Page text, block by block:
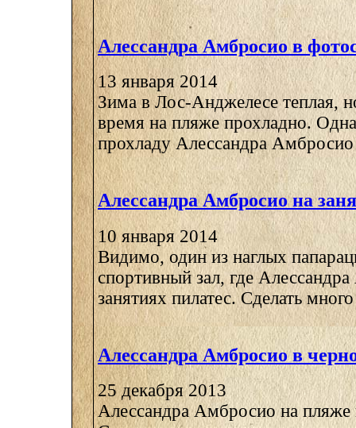
Алессандра Амбросио в
13 января 2014
Зима в Лос-Анджелесе теплая,
время на пляже прохладно.
прохладу Алессандра
Алессандра Амбросио на
10 января 2014
Видимо, один из наглых
спортивный зал, где
занятиях пилатес. Сделать
Алессандра Амбросио в
25 декабря 2013
Алессандра Амбросио на